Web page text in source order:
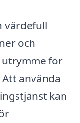
värdefull
och
för
använda
kan